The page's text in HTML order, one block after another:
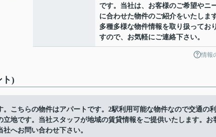
です。当社は、お客様のご希望やニ
に合わせた物件のご紹介をいたします
多種多様な物件情報を取り扱ってお
すので、お気軽にご連絡下さい。
情報
ト)
こちらの物件はアパートです。2駅利用可能な物件なので交通の利
地です。当社スタッフが地域の賃貸情報をご提供いたします。お
へお問い合わせ下さい。